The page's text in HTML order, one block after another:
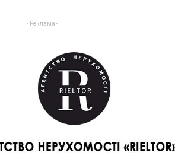
- Реклама -